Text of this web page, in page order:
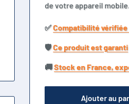
de votre appareil mobile.
✅​Compatibilité
🛡️​Ce produit est garanti
🚚​Stock en France,
Ajouter au